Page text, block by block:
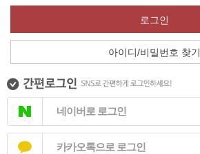
로그인
아이디/비밀번호 찾기
네이버로 로그인
카카오톡으로 로그인